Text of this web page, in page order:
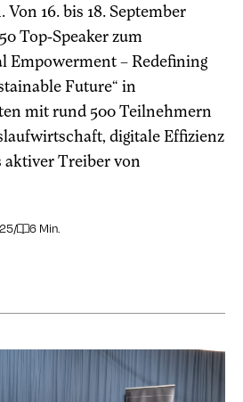
16. bis 18. September
Top-Speaker zum
Empowerment – Redefining
Future“ in
mit rund 500 Teilnehmern
digitale Effizienz
aktiver Treiber von
/ 6 Min.